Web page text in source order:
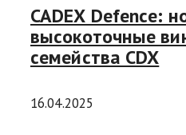
CADEX Defence:
высокоточные
семейства CDX
16.04.2025